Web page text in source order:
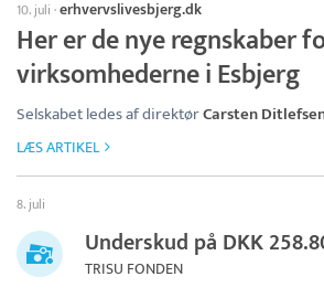
10. juli ·erhvervslivesbjerg.dk
Her er de nye regnskaber
virksomhederne i Esbjerg
Selskabet ledes af direktørCarsten
LÆS ARTIKEL
8. juli
Underskud på DKK
TRISU FONDEN